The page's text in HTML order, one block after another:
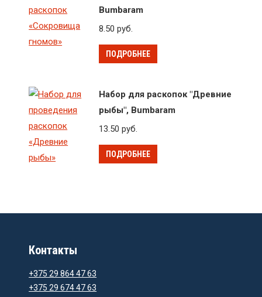
Bumbaram
8.50руб.
ПОДРОБНЕЕ
Набор для раскопок "Древние
рыбы", Bumbaram
13.50руб.
ПОДРОБНЕЕ
Контакты
+375 29 864 47 63
+375 29 674 47 63